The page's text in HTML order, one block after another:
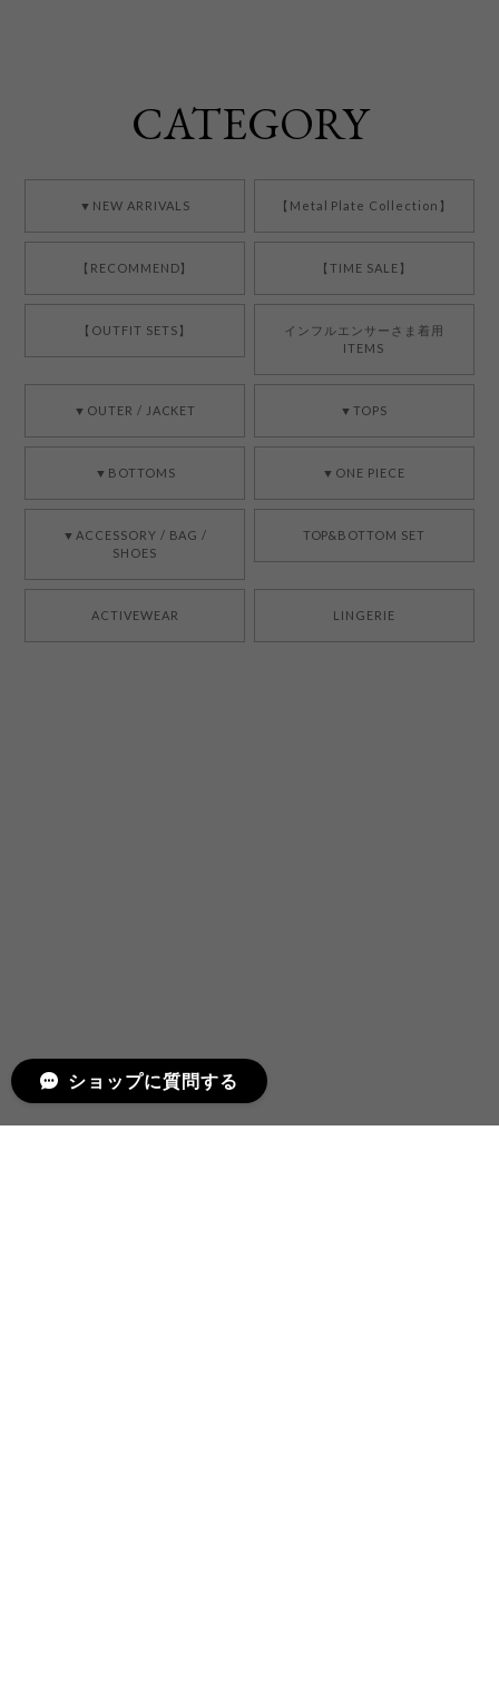
CATEGORY
▼NEW ARRIVALS 【Metal Plate Collection】
【RECOMMEND】 【TIME SALE】
【OUTFIT SETS】
インフルエンサーさま着用
ITEMS
▼OUTER / JACKET ▼TOPS
▼BOTTOMS ▼ONE PIECE
▼ACCESSORY / BAG /
SHOES
TOP&BOTTOM SET
ACTIVEWEAR LINGERIE
ショップに質問する